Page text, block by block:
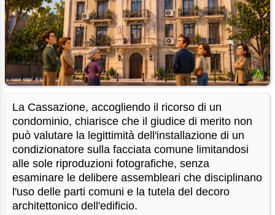
La Cassazione, accogliendo il ricorso di un
condominio, chiarisce che il giudice di merito non
può valutare la legittimità dell'installazione di un
condizionatore sulla facciata comune limitandosi
alle sole riproduzioni fotografiche, senza
esaminare le delibere assembleari che disciplinano
l'uso delle parti comuni e la tutela del decoro
architettonico dell'edificio.